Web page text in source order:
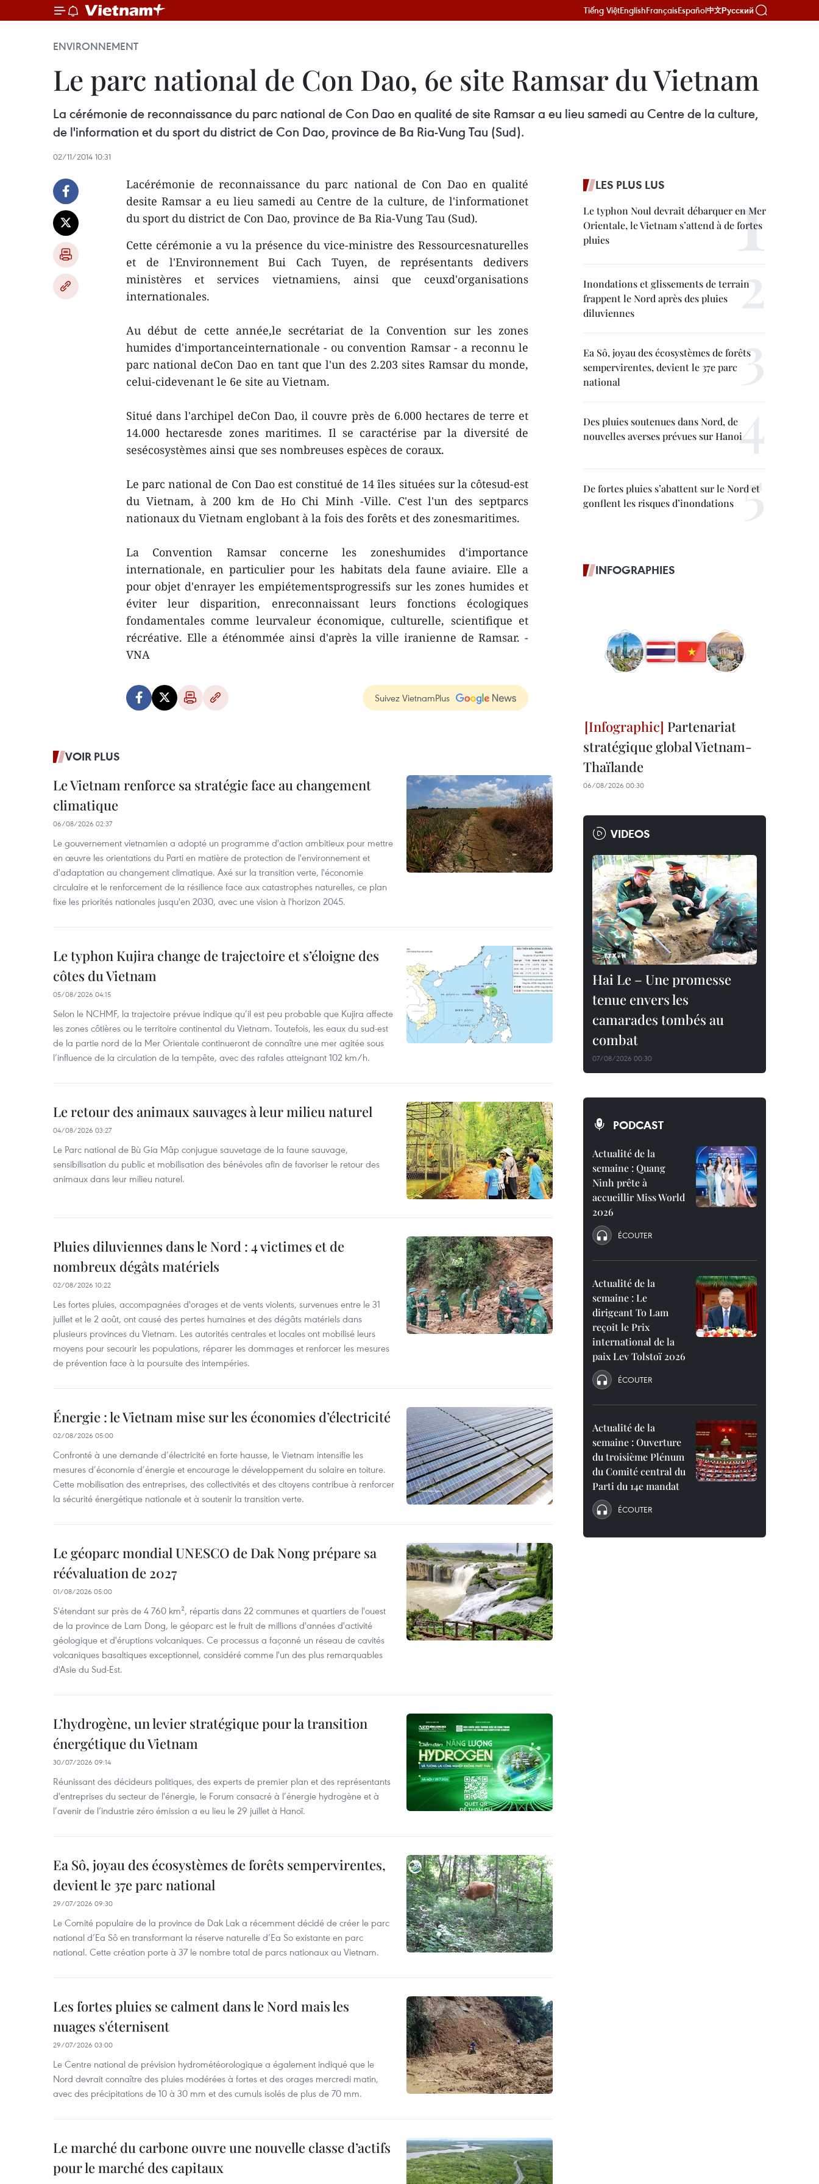
Tiếng ViệtEnglishFrançaisEspañol中文Русский
ENVIRONNEMENT
Le parc national de Con Dao, 6e site Ramsar du Vietnam
La cérémonie de reconnaissance du parc national de Con Dao en qualité de site Ramsar a eu lieu samedi au Centre de la culture,
de l'information et du sport du district de Con Dao, province de Ba Ria-Vung Tau (Sud).
02/11/2014 10:31
Lacérémonie de reconnaissance du parc national de Con Dao en qualité
desite Ramsar a eu lieu samedi au Centre de la culture, de l'informationet
du sport du district de Con Dao, province de Ba Ria-Vung Tau (Sud).
Cette cérémonie a vu la présence du vice-ministre des Ressourcesnaturelles
et de l'Environnement Bui Cach Tuyen, de représentants dedivers
ministères et services vietnamiens, ainsi que ceuxd'organisations
internationales.
Au début de cette année,le secrétariat de la Convention sur les zones
humides d'importanceinternationale - ou convention Ramsar - a reconnu le
parc national deCon Dao en tant que l'un des 2.203 sites Ramsar du monde,
celui-cidevenant le 6e site au Vietnam.
Situé dans l'archipel deCon Dao, il couvre près de 6.000 hectares de terre et
14.000 hectaresde zones maritimes. Il se caractérise par la diversité de
sesécosystèmes ainsi que ses nombreuses espèces de coraux.
Le parc national de Con Dao est constitué de 14 îles situées sur la côtesud-est
du Vietnam, à 200 km de Ho Chi Minh -Ville. C'est l'un des septparcs
nationaux du Vietnam englobant à la fois des forêts et des zonesmaritimes.
La Convention Ramsar concerne les zoneshumides d'importance
internationale, en particulier pour les habitats dela faune aviaire. Elle a
pour objet d'enrayer les empiétementsprogressifs sur les zones humides et
éviter leur disparition, enreconnaissant leurs fonctions écologiques
fondamentales comme leurvaleur économique, culturelle, scientifique et
récréative. Elle a éténommée ainsi d'après la ville iranienne de Ramsar. -
VNA
Suivez VietnamPlus
VOIR PLUS
Le Vietnam renforce sa stratégie face au changement
climatique
06/08/2026 02:37
Le gouvernement vietnamien a adopté un programme d'action ambitieux pour mettre
en œuvre les orientations du Parti en matière de protection de l'environnement et
d'adaptation au changement climatique. Axé sur la transition verte, l'économie
circulaire et le renforcement de la résilience face aux catastrophes naturelles, ce plan
fixe les priorités nationales jusqu'en 2030, avec une vision à l'horizon 2045.
Le typhon Kujira change de trajectoire et s’éloigne des
côtes du Vietnam
05/08/2026 04:15
Selon le NCHMF, la trajectoire prévue indique qu’il est peu probable que Kujira affecte
les zones côtières ou le territoire continental du Vietnam. Toutefois, les eaux du sud-est
de la partie nord de la Mer Orientale continueront de connaître une mer agitée sous
l’influence de la circulation de la tempête, avec des rafales atteignant 102 km/h.
Le retour des animaux sauvages à leur milieu naturel
04/08/2026 03:27
Le Parc national de Bù Gia Mâp conjugue sauvetage de la faune sauvage,
sensibilisation du public et mobilisation des bénévoles afin de favoriser le retour des
animaux dans leur milieu naturel.
Pluies diluviennes dans le Nord : 4 victimes et de
nombreux dégâts matériels
02/08/2026 10:22
Les fortes pluies, accompagnées d'orages et de vents violents, survenues entre le 31
juillet et le 2 août, ont causé des pertes humaines et des dégâts matériels dans
plusieurs provinces du Vietnam. Les autorités centrales et locales ont mobilisé leurs
moyens pour secourir les populations, réparer les dommages et renforcer les mesures
de prévention face à la poursuite des intempéries.
Énergie : le Vietnam mise sur les économies d’électricité
02/08/2026 05:00
Confronté à une demande d’électricité en forte hausse, le Vietnam intensifie les
mesures d’économie d’énergie et encourage le développement du solaire en toiture.
Cette mobilisation des entreprises, des collectivités et des citoyens contribue à renforcer
la sécurité énergétique nationale et à soutenir la transition verte.
Le géoparc mondial UNESCO de Dak Nong prépare sa
réévaluation de 2027
01/08/2026 05:00
S'étendant sur près de 4 760 km², répartis dans 22 communes et quartiers de l'ouest
de la province de Lam Dong, le géoparc est le fruit de millions d'années d'activité
géologique et d'éruptions volcaniques. Ce processus a façonné un réseau de cavités
volcaniques basaltiques exceptionnel, considéré comme l'un des plus remarquables
d'Asie du Sud-Est.
L’hydrogène, un levier stratégique pour la transition
énergétique du Vietnam
30/07/2026 09:14
Réunissant des décideurs politiques, des experts de premier plan et des représentants
d'entreprises du secteur de l'énergie, le Forum consacré à l’énergie hydrogène et à
l’avenir de l’industrie zéro émission a eu lieu le 29 juillet à Hanoï.
Ea Sô, joyau des écosystèmes de forêts sempervirentes,
devient le 37e parc national
29/07/2026 09:30
Le Comité populaire de la province de Dak Lak a récemment décidé de créer le parc
national d’Ea Sô en transformant la réserve naturelle d’Ea So existante en parc
national. Cette création porte à 37 le nombre total de parcs nationaux au Vietnam.
Les fortes pluies se calment dans le Nord mais les
nuages s'éternisent
29/07/2026 03:00
Le Centre national de prévision hydrométéorologique a également indiqué que le
Nord devrait connaître des pluies modérées à fortes et des orages mercredi matin,
avec des précipitations de 10 à 30 mm et des cumuls isolés de plus de 70 mm.
Le marché du carbone ouvre une nouvelle classe d’actifs
pour le marché des capitaux
LES PLUS LUS
Le typhon Noul devrait débarquer en Mer
Orientale, le Vietnam s’attend à de fortes
pluies
Inondations et glissements de terrain
frappent le Nord après des pluies
diluviennes
Ea Sô, joyau des écosystèmes de forêts
sempervirentes, devient le 37e parc
national
Des pluies soutenues dans Nord, de
nouvelles averses prévues sur Hanoi
De fortes pluies s’abattent sur le Nord et
gonflent les risques d’inondations
INFOGRAPHIES
Partenariat
stratégique global Vietnam-
Thaïlande
06/08/2026 00:30
VIDEOS
Hai Le – Une promesse
tenue envers les
camarades tombés au
combat
07/08/2026 00:30
PODCAST
Actualité de la
semaine : Quang
Ninh prête à
accueillir Miss World
2026
ÉCOUTER
Actualité de la
semaine : Le
dirigeant To Lam
reçoit le Prix
international de la
paix Lev Tolstoï 2026
ÉCOUTER
Actualité de la
semaine : Ouverture
du troisième Plénum
du Comité central du
Parti du 14e mandat
ÉCOUTER